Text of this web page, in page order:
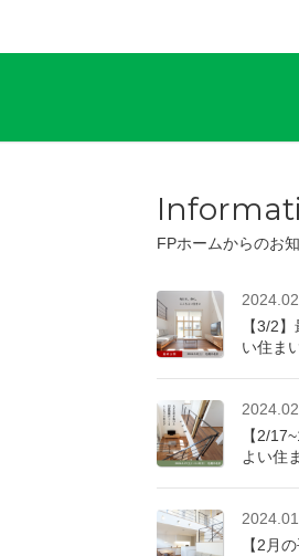
FPホームからのお
【3/2
い住ま
【2/
よい住
【2月